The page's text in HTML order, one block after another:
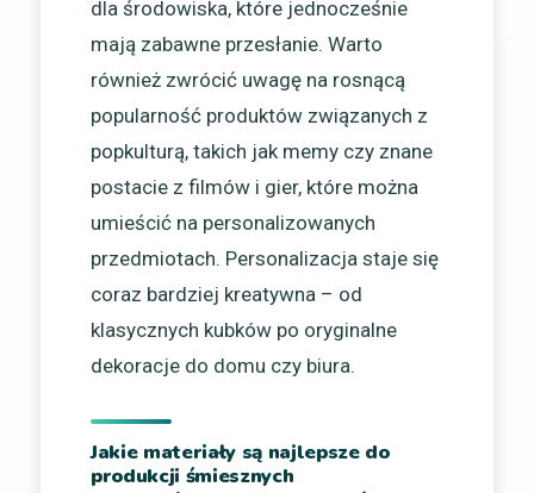
dla środowiska, które jednocześnie
mają zabawne przesłanie. Warto
również zwrócić uwagę na rosnącą
popularność produktów związanych z
popkulturą, takich jak memy czy znane
postacie z filmów i gier, które można
umieścić na personalizowanych
przedmiotach. Personalizacja staje się
coraz bardziej kreatywna – od
klasycznych kubków po oryginalne
dekoracje do domu czy biura.
Jakie materiały są najlepsze do
produkcji śmiesznych